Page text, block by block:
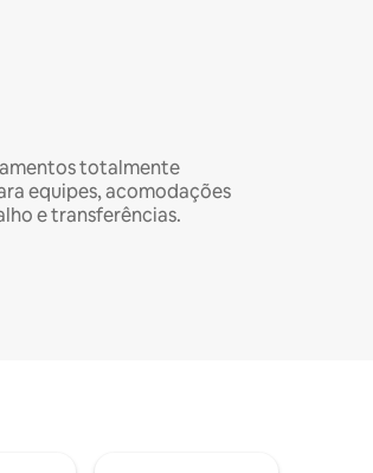
totalmente
equipes, acomodações
e transferências.